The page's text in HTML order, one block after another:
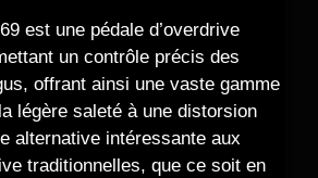
est une pédale d’overdrive
un contrôle précis des
offrant ainsi une vaste gamme
légère saleté à une distorsion
alternative intéressante aux
traditionnelles, que ce soit en